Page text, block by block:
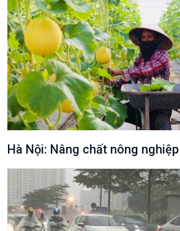
Văn hoá & Du lịch
Tin Văn hoá & Du lịch
Chát với người nổi tiếng
Câu chuyện Thể thao
Ảnh
Video
E-
Hà Nội: Nâng chất nông